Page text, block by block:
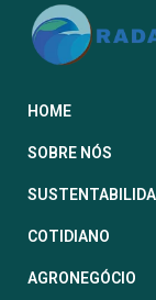
HOME
SOBRE NÓS
COTIDIANO
AGRONEGÓCIO